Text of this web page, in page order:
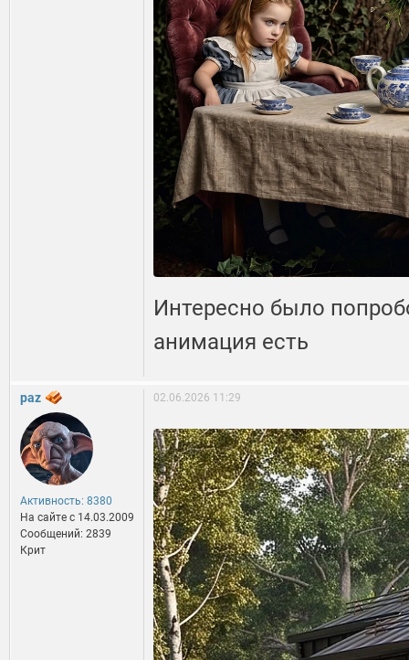
Интересно было
анимация есть
paz
Активность: 8380
На сайте c 14.03.2009
Сообщений: 2839
Крит
02.06.2026 11:29